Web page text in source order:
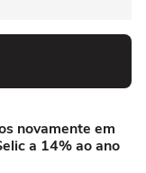
novamente em
a 14% ao ano